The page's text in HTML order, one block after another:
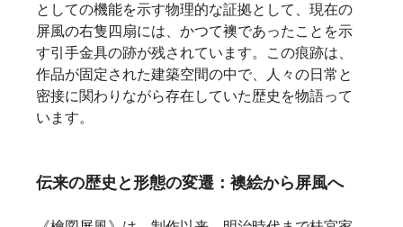
としての機能を示す物理的な証拠として、現在の
屏風の右隻四扇には、かつて襖であったことを示
す引手金具の跡が残されています。この痕跡は、
作品が固定された建築空間の中で、人々の日常と
密接に関わりながら存在していた歴史を物語って
います。
伝来の歴史と形態の変遷：襖絵から屏風へ